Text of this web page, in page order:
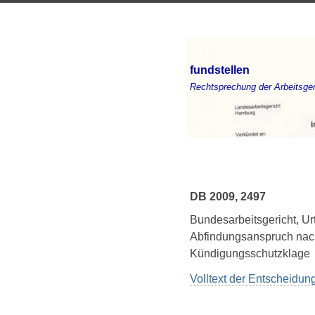
fundstellen
Rechtsprechung der
DB 2009, 2497
Bundesarbeitsgericht,
Abfindungsanspruch
Kündigungsschutzklage
Volltext der